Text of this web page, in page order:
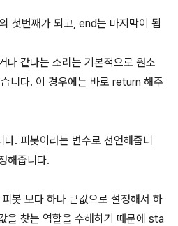
첫번째가 되고, end는 마지막이 됩
같다는 소리는 기본적으로 원소
니다. 이 경우에는 바로 return 해주
. 피봇이라는 변수로 선언해줍니
해줍니다.
봇 보다 하나 큰값으로 설정해서 하
을 찾는 역할을 수해하기 때문에 sta